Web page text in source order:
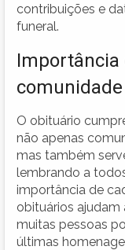
contribuições e
funeral.
Importância
comunidade
O obituário
não apenas
mas também
lembrando a
importância de
obituários ajudam
muitas pessoas
últimas